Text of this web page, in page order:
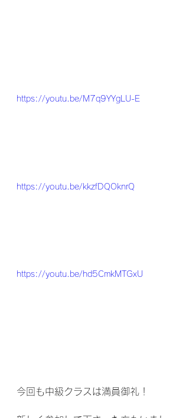
https://youtu.be/M7q9YYgLU-E
https://youtu.be/kkzfDQOknrQ
https://youtu.be/hd5CmkMTGxU
今回も中級クラスは満員御礼！